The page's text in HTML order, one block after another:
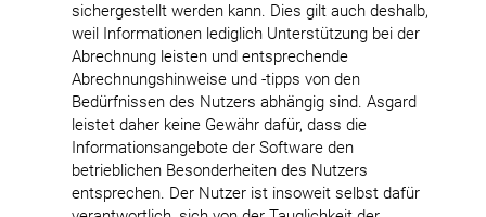
sichergestellt werden kann. Dies gilt auch deshalb,
weil Informationen lediglich Unterstützung bei der
Abrechnung leisten und entsprechende
Abrechnungshinweise und -tipps von den
Bedürfnissen des Nutzers abhängig sind. Asgard
leistet daher keine Gewähr dafür, dass die
Informationsangebote der Software den
betrieblichen Besonderheiten des Nutzers
entsprechen. Der Nutzer ist insoweit selbst dafür